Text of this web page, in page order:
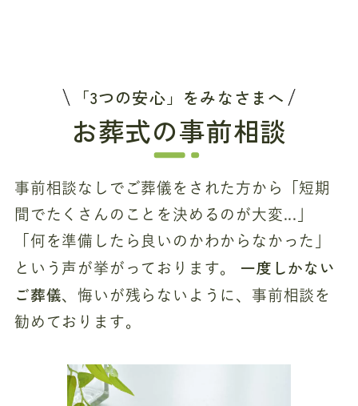
「3つの安心」をみなさまへ
お葬式の事前相談
事前相談なしでご葬儀をされた方から「短期
間でたくさんのことを決めるのが大変...」
「何を準備したら良いのかわからなかった」
という声が挙がっております。 一度しかない
ご葬儀 、悔いが残らないように、事前相談を
勧めております。